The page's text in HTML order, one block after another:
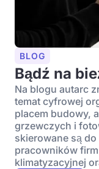
BLOG
Bądź na
Na blogu autarc
temat cyfrowej
placem budowy,
grzewczych i
skierowane są
pracowników
klimatyzacyjnej